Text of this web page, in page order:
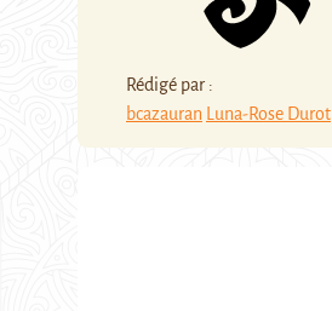
Rédigé par :
bcazauran Luna-Rose Durot